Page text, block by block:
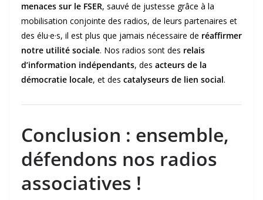
menaces sur le FSER, sauvé de justesse grâce à la
mobilisation conjointe des radios, de leurs partenaires et
des élu·e·s, il est plus que jamais nécessaire de réaffirmer
notre utilité sociale. Nos radios sont des relais
d’information indépendants, des acteurs de la
démocratie locale, et des catalyseurs de lien social.
Conclusion : ensemble,
défendons nos radios
associatives !